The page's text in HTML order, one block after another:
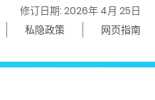
修订日期: 2026年 4月 25日
私隐政策 网页指南